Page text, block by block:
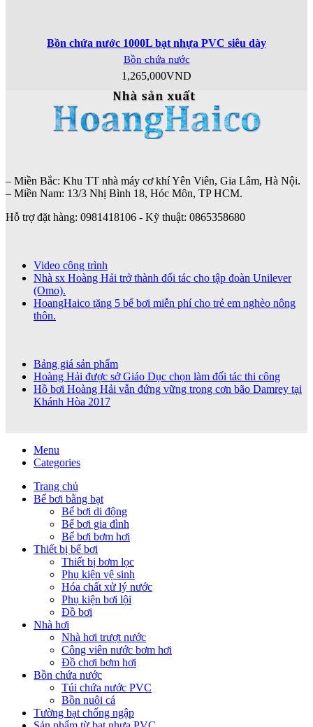
Bồn chứa nước 1000L bạt nhựa PVC siêu dày
Bồn chứa nước
1,265,000VND
– Miền Bắc: Khu TT nhà máy cơ khí Yên Viên, Gia Lâm, Hà Nội.
– Miền Nam: 13/3 Nhị Bình 18, Hóc Môn, TP HCM.
Hỗ trợ đặt hàng: 0981418106 - Kỹ thuật: 0865358680
Video công trình
Nhà sx Hoàng Hải trở thành đối tác cho tập đoàn Unilever
(Omo).
HoangHaico tặng 5 bể bơi miễn phí cho trẻ em nghèo nông
thôn.
Bảng giá sản phẩm
Hoàng Hải được sở Giáo Dục chọn làm đối tác thi công
Hồ bơi Hoàng Hải vẫn đứng vững trong cơn bão Damrey tại
Khánh Hòa 2017
Menu
Categories
Trang chủ
Bể bơi bằng bạt
Bể bơi di động
Bể bơi gia đình
Bể bơi bơm hơi
Thiết bị bể bơi
Thiết bị bơm lọc
Phụ kiện vệ sinh
Hóa chất xử lý nước
Phụ kiện bơi lội
Đồ bơi
Nhà hơi
Nhà hơi trượt nước
Công viên nước bơm hơi
Đồ chơi bơm hơi
Bồn chứa nước
Túi chứa nước PVC
Bồn nuôi cá
Tường bạt chống ngập